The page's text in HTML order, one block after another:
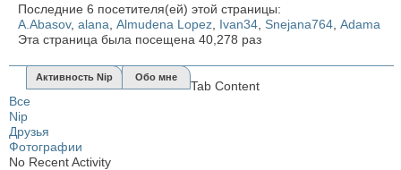
Последние 6 посетителя(ей) этой страницы:
A.Abasov, alana Almudena Lopez Ivan34 Snejana764 Аdama
Эта страница была посещена 40,278 раз
Активность Nip Обо мне
Tab Content
Все
Nip
Друзья
Фотографии
No Recent Activity